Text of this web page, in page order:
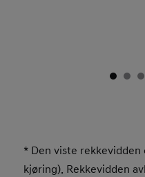
* Den viste rekkevidden
kjøring). Rekkevidden